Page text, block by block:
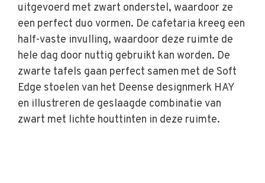
uitgevoerd met zwart onderstel, waardoor ze
een perfect duo vormen. De cafetaria kreeg een
half-vaste invulling, waardoor deze ruimte de
hele dag door nuttig gebruikt kan worden. De
zwarte tafels gaan perfect samen met de Soft
Edge stoelen van het Deense designmerk HAY
en illustreren de geslaagde combinatie van
zwart met lichte houttinten in deze ruimte.